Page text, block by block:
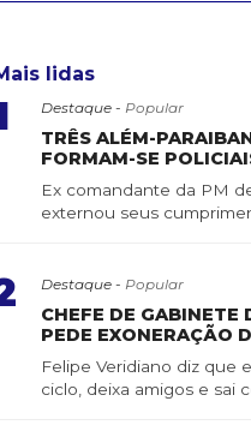
lidas
Destaque - Popular
TRÊS ALÉM-
FORMAM-SE
Ex comandante da PM
externou seus
Destaque - Popular
CHEFE DE GABINETE
PEDE EXONERAÇÃO
Felipe Veridiano diz que
ciclo, deixa amigos e sai